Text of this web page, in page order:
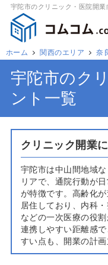
宇陀市のクリニック・医院開
ホーム 関西のエリア 奈
宇陀市のク
ント一覧
クリニック開業
宇陀市は中山間地域
リアで、通院行動が
が特徴です。高齢化
居住しており、内科
などの一次医療の役
連携しやすい距離感
すい点も、開業の計画